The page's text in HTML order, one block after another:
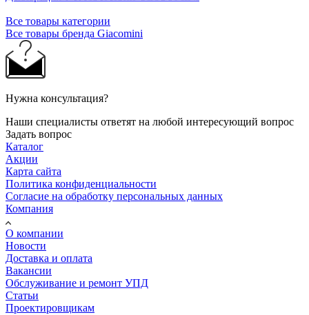
Все товары категории
Все товары бренда Giacomini
Нужна консультация?
Наши специалисты ответят на любой интересующий вопрос
Задать вопрос
Каталог
Акции
Карта сайта
Политика конфиденциальности
Согласие на обработку персональных данных
Компания
О компании
Новости
Доставка и оплата
Вакансии
Обслуживание и ремонт УПД
Статьи
Проектировщикам